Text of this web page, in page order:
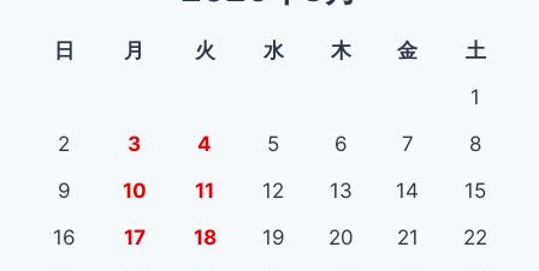
日 月 火 水 木 金
土
1
2
3 4 5 6 7
8
9
10 11 12 13 14
15
16
17 18 19 20 21
22